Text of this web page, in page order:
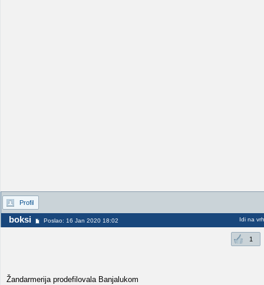
Profil
boksi Poslao: 16 Jan 2020 18:02 Idi na vrh
1
Žandarmerija prodefilovala Banjalukom